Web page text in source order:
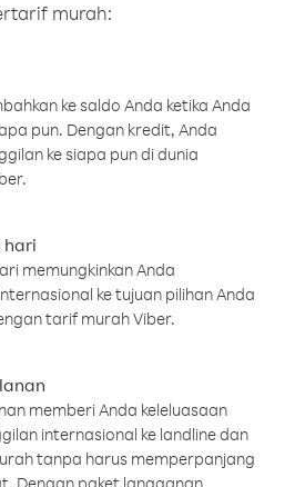
murah:
ke saldo Anda ketika Anda
pun. Dengan kredit, Anda
ke siapa pun di dunia
hari
memungkinkan Anda
ke tujuan pilihan Anda
tarif murah Viber.
memberi Anda keleluasaan
internasional ke landline dan
tanpa harus memperpanjang